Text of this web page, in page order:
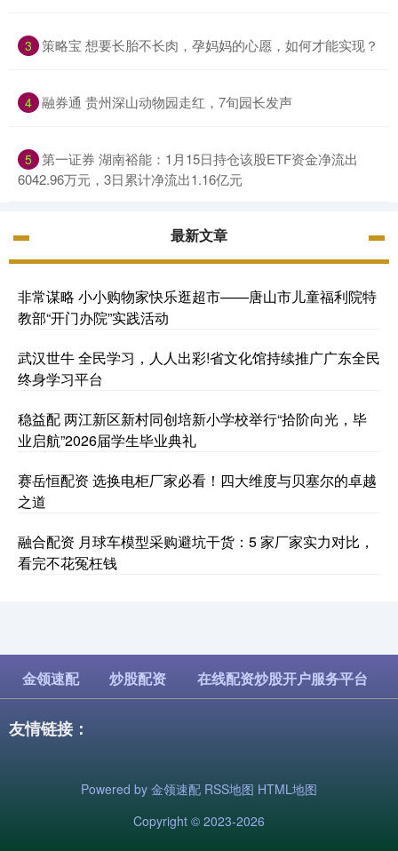
3 策略宝 想要长胎不长肉，孕妈妈的心愿，如何才能实现？
4 融券通 贵州深山动物园走红，7旬园长发声
5 第一证券 湖南裕能：1月15日持仓该股ETF资金净流出
6042.96万元，3日累计净流出1.16亿元
最新文章
非常谋略 小小购物家快乐逛超市——唐山市儿童福利院特
教部“开门办院”实践活动
武汉世牛 全民学习，人人出彩!省文化馆持续推广广东全民
终身学习平台
稳益配 两江新区新村同创培新小学校举行“拾阶向光，毕
业启航”2026届学生毕业典礼
赛岳恒配资 选换电柜厂家必看！四大维度与贝塞尔的卓越
之道
融合配资 月球车模型采购避坑干货：5 家厂家实力对比，
看完不花冤枉钱
金领速配 炒股配资 在线配资炒股开户服务平台
友情链接：
Powered by 金领速配 RSS地图 HTML地图
Copyright © 2023-2026